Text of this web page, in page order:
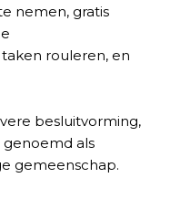
nemen, gratis
rouleren, en
besluitvorming,
als
gemeenschap.